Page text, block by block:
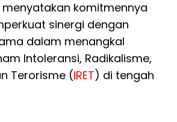
komitmennya
sinergi dengan
dalam menangkal
Intoleransi, Radikalisme,
Terorisme (IRET) di tengah